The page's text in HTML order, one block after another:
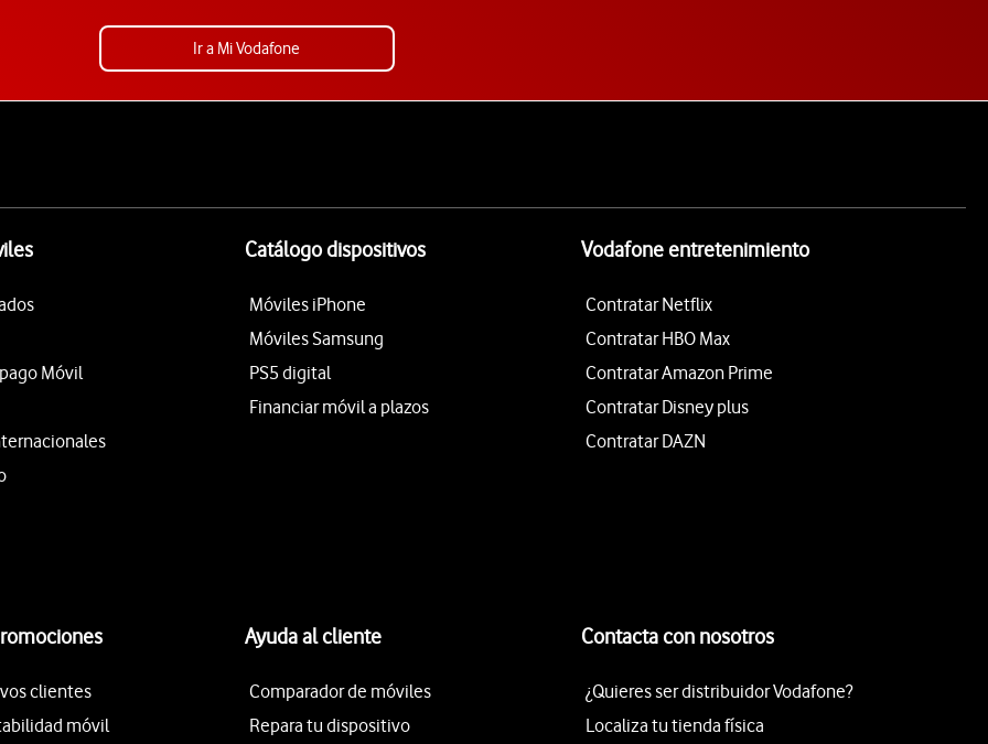
Ir a Mi Vodafone
Móvil
Catálogo dispositivos
Móviles iPhone
Móviles Samsung
PS5 digital
Financiar móvil a plazos
Vodafone entretenimiento
Contratar Netflix
Contratar HBO Max
Contratar Amazon Prime
Contratar Disney plus
Contratar DAZN
clientes
móvil
Ayuda al cliente
Comparador de móviles
Repara tu dispositivo
Contacta con nosotros
¿Quieres ser distribuidor Vodafone?
Localiza tu tienda física